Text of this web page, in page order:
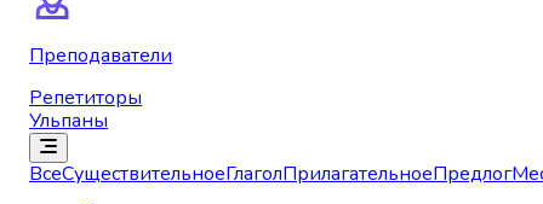
Преподаватели
Репетиторы
Ульпаны
ВсеСуществительноеГлаголПрилагательноеПредлог